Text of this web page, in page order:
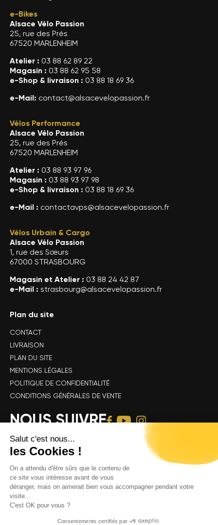
e-Bikes
Alsace Vélo Passion
25, rue des Prés
67520 MARLENHEIM
Atelier : 03 88 62 89 22
Magasin : 03 88 62 95 58
e-Shop & livraison : 03 88 18 69 36
e-Mail: contact@alsacevelopassion.fr
Vélos Performance
Alsace Vélo Passion
25, rue des Prés
67520 MARLENHEIM
Atelier : 03 88 93 97 96
Magasin : 03 88 93 97 98
e-Shop & livraison : 03 88 18 69 36
e-Mail : contactavps@alsacevelopassion.fr
Vélos Urbain & Cargo
Alsace Vélo Passion
1, rue des Sœurs
67000 STRASBOURG
Magasin et Atelier : 03 88 24 42 87
e-Mail : strasbourg@alsacevelopassion.fr
Plan du site
CONTACT
LIVRAISON
PLAN DU SITE
MENTIONS LÉGALES
POLITIQUE DE CONFIDENTIALITÉ
CONDITIONS GÉNÉRALES DE VENTE
NOUS SUIVRE
Tous droits réservés Alsace Velo Passion © -Achat & location de vélos
électriques : VTT, VTC, vélo de route, vélo gravel, speedbike, vélo
cargo électrique
Salut c'est nous...
les Cookies !
On a attendu d'être sûrs que le contenu de
ce site vous intéresse avant de vous
déranger, mais on aimerait bien vous accompagner pendant votre
visite...
C'est OK pour vous ?
Consentements certifiés par